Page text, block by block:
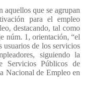
aquellos que se agrupan
para el empleo
destacando, tal como
núm. 1, orientación, “el
usuarios de los servicios
siguiendo la
Servicios Públicos de
Nacional de Empleo en